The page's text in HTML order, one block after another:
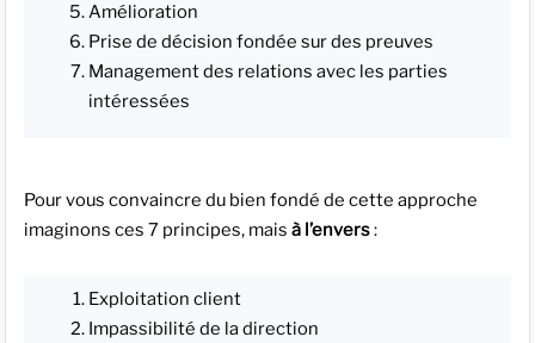
Amélioration
Prise de décision fondée sur des preuves
Management des relations avec les parties
intéressées
Pour vous convaincre du bien fondé de cette approche
imaginons ces 7 principes, mais à l’envers:
Exploitation client
Impassibilité de la direction